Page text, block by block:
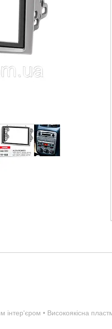
інтер'єром • Високоякісна